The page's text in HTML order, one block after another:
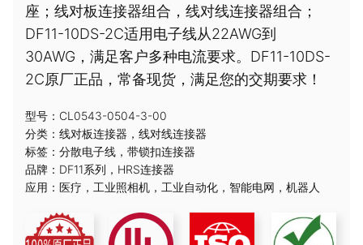
座；线对板连接器组合，线对线连接器组合；
DF11-10DS-2C适用电子线从22AWG到
30AWG，满足客户多种电流要求。DF11-10DS-
2C原厂正品，常备现货，满足您的交期要求！
型号：CL0543-0504-3-00
分类： 线对板连接器 ， 线对线连接器
标签： 分散电子线 ， 带锁扣连接器
品牌： DF11系列 ， HRS连接器
应用： 医疗 ， 工业照相机 ， 工业自动化 ， 智能电网 ， 机器人